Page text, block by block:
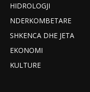
HIDROLOGJI
NDERKOMBETARE
SHKENCA DHE JETA
EKONOMI
KULTURE